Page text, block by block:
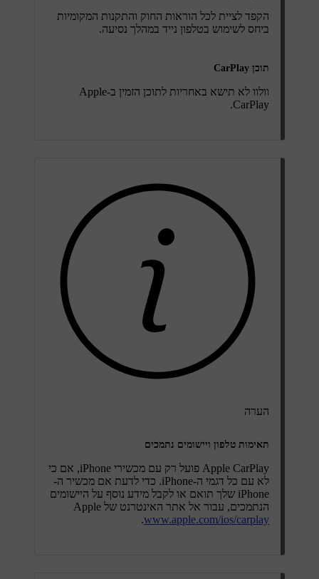
הקפד לציית לכל הוראות החוק והתקנות המקומיות
ביחס לשימוש בטלפון נייד במהלך נסיעה.
תוכן CarPlay
וולוו לא תישא באחריות לתוכן הזמין ב-Apple
CarPlay.
הערה
תאימות טלפון ויישומים נתמכים
Apple CarPlay פועל רק עם מכשירי iPhone, אם כי
לא עם כל דגמי ה-iPhone. כדי לדעת אם מכשיר ה-
iPhone שלך תואם או לקבל מידע נוסף על היישומים
הנתמכים, עבור אל אתר האינטרנט של Apple
www.apple.com/ios/carplay
.